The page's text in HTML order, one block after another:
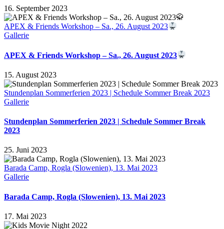
16. September 2023
APEX & Friends Workshop – Sa., 26. August 2023
Gallerie
APEX & Friends Workshop – Sa., 26. August 2023
15. August 2023
Stundenplan Sommerferien 2023 | Schedule Sommer Break 2023
Gallerie
Stundenplan Sommerferien 2023 | Schedule Sommer Break
2023
25. Juni 2023
Barada Camp, Rogla (Slowenien), 13. Mai 2023
Gallerie
Barada Camp, Rogla (Slowenien), 13. Mai 2023
17. Mai 2023